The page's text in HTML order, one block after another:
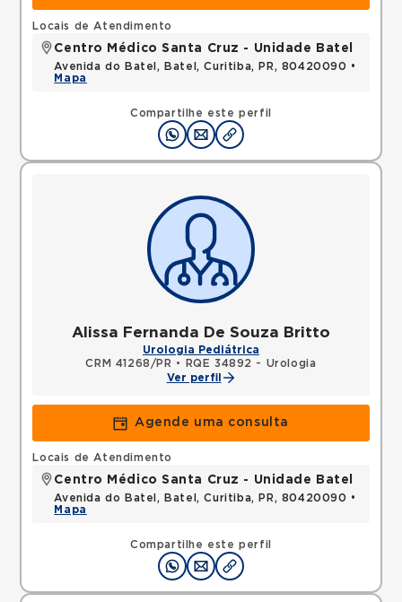
Compartilhe este perfil
Locais de Atendimento
Centro Médico Santa Cruz - Unidade Batel
Avenida do Batel, Batel, Curitiba, PR, 80420090 •
Mapa
Alissa Fernanda De Souza Britto
Urologia Pediátrica
CRM 41268/PR •
RQE 34892 - Urologia
Ver perfil
Agende uma consulta
Compartilhe este perfil
Locais de Atendimento
Centro Médico Santa Cruz - Unidade Batel
Avenida do Batel, Batel, Curitiba, PR, 80420090 •
Mapa